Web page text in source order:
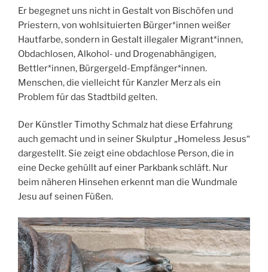
Er begegnet uns nicht in Gestalt von Bischöfen und
Priestern, von wohlsituierten Bürger*innen weißer
Hautfarbe, sondern in Gestalt illegaler Migrant*innen,
Obdachlosen, Alkohol- und Drogenabhängigen,
Bettler*innen, Bürgergeld-Empfänger*innen.
Menschen, die vielleicht für Kanzler Merz als ein
Problem für das Stadtbild gelten.
Der Künstler Timothy Schmalz hat diese Erfahrung
auch gemacht und in seiner Skulptur „Homeless Jesus“
dargestellt. Sie zeigt eine obdachlose Person, die in
eine Decke gehüllt auf einer Parkbank schläft. Nur
beim näheren Hinsehen erkennt man die Wundmale
Jesu auf seinen Füßen.